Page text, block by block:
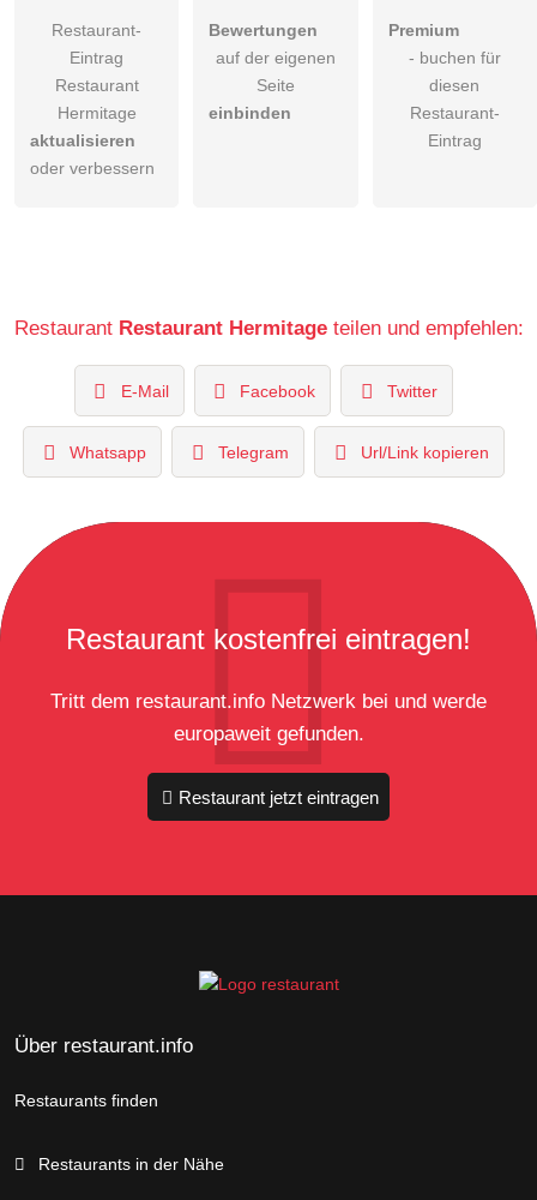
Restaurant-
Eintrag
Restaurant
Hermitage
aktualisieren
oder verbessern
Bewertungen
auf der eigenen
Seite
einbinden
Premium
- buchen für
diesen
Restaurant-
Eintrag
Restaurant Restaurant Hermitageteilen und empfehlen:
E-Mail Facebook Twitter
Whatsapp Telegram Url/Link kopieren
Restaurant kostenfrei eintragen!
Tritt dem restaurant.info Netzwerk bei und werde
europaweit gefunden.
Restaurant jetzt eintragen
Über restaurant.info
Restaurants finden
Restaurants in der Nähe